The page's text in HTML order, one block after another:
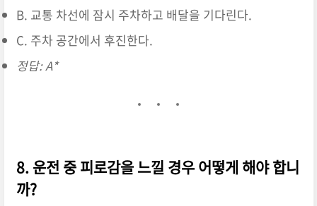
B. 교통 차선에 잠시 주차하고 배달을 기다린다.
C. 주차 공간에서 후진한다.
정답: A*
8. 운전 중 피로감을 느낄 경우 어떻게 해야 합니
까?